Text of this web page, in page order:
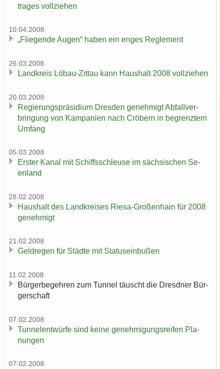
tra­ges voll­zie­hen
10.04.2008
„Flie­gen­de Augen“ haben ein enges Re­gle­ment
26.03.2008
Land­kreis Löbau-​Zittau kann Haus­halt 2008 voll­zie­hen
20.03.2008
Re­gie­rungs­prä­si­di­um Dres­den ge­neh­migt Ab­fall­ver­
brin­gung von Kam­pa­ni­en nach Crö­bern in be­grenz­tem
Um­fang
05.03.2008
Ers­ter Kanal mit Schiffs­schleu­se im säch­si­schen Se­
en­land
28.02.2008
Haus­halt des Land­krei­ses Riesa-​Großenhain für 2008
ge­neh­migt
21.02.2008
Geld­re­gen für Städ­te mit Sta­tus­ein­bu­ßen
11.02.2008
Bür­ger­be­geh­ren zum Tun­nel täuscht die Dresd­ner Bür­
ger­schaft
07.02.2008
Tun­nel­ent­wür­fe sind keine ge­neh­mi­gungs­rei­fen Pla­
nun­gen
07.02.2008